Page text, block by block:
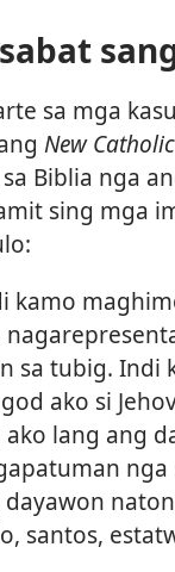
sa mga
New
Biblia nga
sing mga
kamo
sa tubig. Indi
ako si
ako lang ang
dayawon
santos,